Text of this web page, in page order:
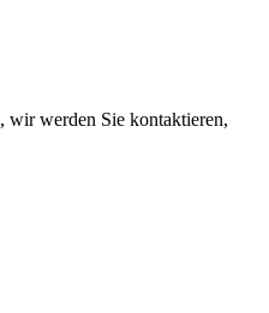
wir werden Sie kontaktieren,